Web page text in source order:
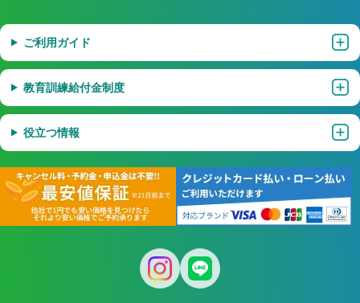
ご利用ガイド
教育訓練給付金制度
役立つ情報